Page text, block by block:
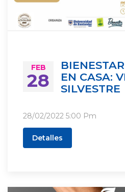
FEB
28
EN CASA:
SILVESTRE
28/02/2022 5:00 Pm
Detalles